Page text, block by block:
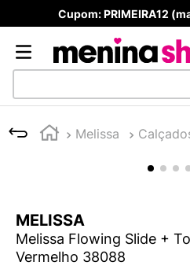
Produtos
Melissa Chinelos
MELISSA
Melissa Flowing Slide +
Vermelho 38088
1
TÊNIS NEWS BALANCE 530
MELISSAS MINI BABY
º
TÊNIS VEJA WHITE
5º
NEW 9060